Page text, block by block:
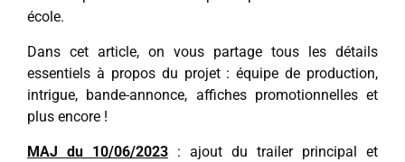
école.
Dans cet article, on vous partage tous les détails
essentiels à propos du projet : équipe de production,
intrigue, bande-annonce, affiches promotionnelles et
plus encore !
MAJ du 10/06/2023 : ajout du trailer principal et